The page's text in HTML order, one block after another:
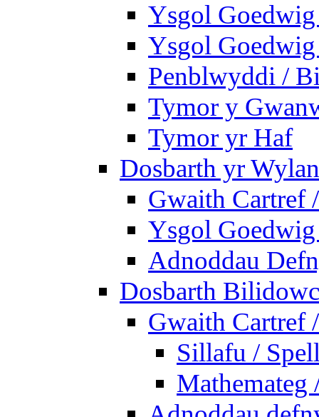
Ysgol
Ysgol
Penblwyddi /
Tymor y
Tymor yr Haf
Dosbarth yr
Gwaith Cartref
Ysgol
Adnoddau
Dosbarth
Gwaith Cartref
Sillafu /
Mathemateg